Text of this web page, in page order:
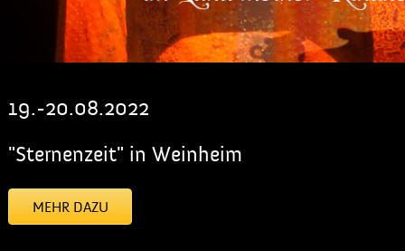
19.-20.08.2022
"Sternenzeit" in Weinheim
MEHR DAZU